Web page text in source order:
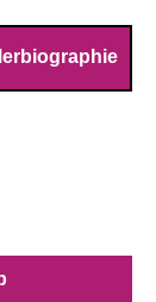
ein